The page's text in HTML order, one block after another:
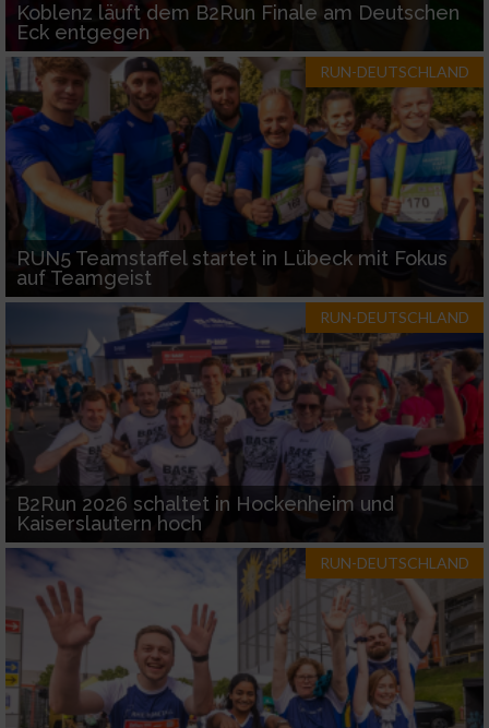
Koblenz läuft dem B2Run Finale am Deutschen
Eck entgegen
RUN-DEUTSCHLAND
RUN5 Teamstaffel startet in Lübeck mit Fokus
auf Teamgeist
RUN-DEUTSCHLAND
B2Run 2026 schaltet in Hockenheim und
Kaiserslautern hoch
RUN-DEUTSCHLAND